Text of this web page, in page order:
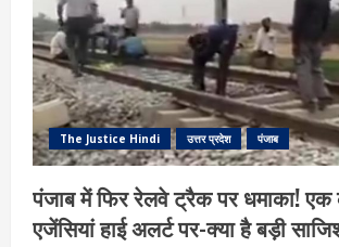
आमने-
सामने
The Justice Hindi उत्तर प्रदेश पंजाब
पंजाब में फिर रेलवे ट्रैक पर धमाका! एक
एजेंसियां हाई अलर्ट पर-क्या है बड़ी